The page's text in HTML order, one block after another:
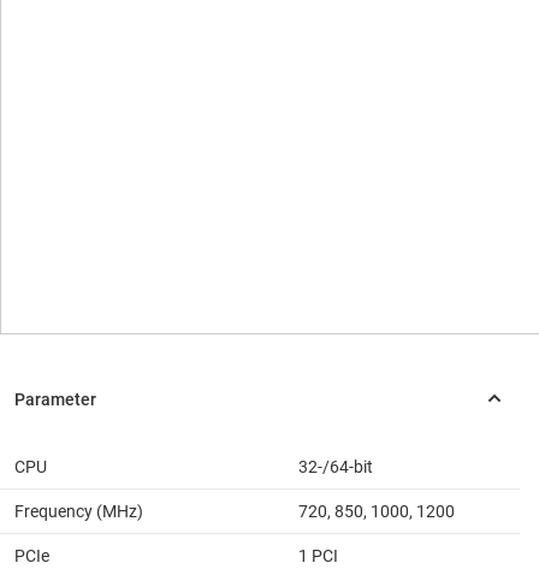
CPU 32-/64-bit
Frequency (MHz) 720, 850, 1000, 1200
PCIe 1 PCI